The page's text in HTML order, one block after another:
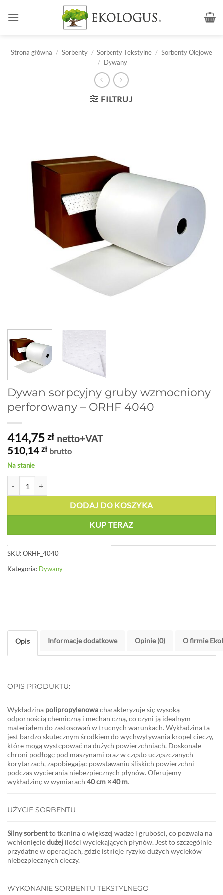
Strona główna / Sorbenty / Sorbenty Tekstylne / Sorbenty Olejowe
/ Dywany
FILTRUJ
Dywan sorpcyjny gruby wzmocniony
perforowany – ORHF 4040
414,75 zł netto+VAT
510,14 zł brutto
Na stanie
DODAJ DO KOSZYKA
KUP TERAZ
SKU:ORHF_4040
Kategoria: Dywany
Opis Informacje dodatkowe Opinie (0) O firmie
OPIS PRODUKTU:
Wykładzina polipropylenowacharakteryzuje się wysoką
odpornością chemiczną i mechaniczną, co czyni ją idealnym
materiałem do zastosowań w trudnych warunkach. Wykładzina ta
jest bardzo skutecznym środkiem do wychwytywania kropel cieczy,
które mogą występować na dużych powierzchniach. Doskonale
chroni podłogę pod maszynami oraz w często uczęszczanych
korytarzach, zapobiegając powstawaniu śliskich powierzchni
podczas wycierania niebezpiecznych płynów. Oferujemy
wykładzinę w wymiarach 40 cm × 40 m.
UŻYCIE SORBENTU
Silny sorbentto tkanina o większej wadze i grubości, co pozwala na
wchłonięciedużej ilości wyciekających płynów. Jest to szczególnie
przydatne w operacjach, gdzie istnieje ryzyko dużych wycieków
niebezpiecznych cieczy.
WYKONANIE SORBENTU TEKSTYLNEGO